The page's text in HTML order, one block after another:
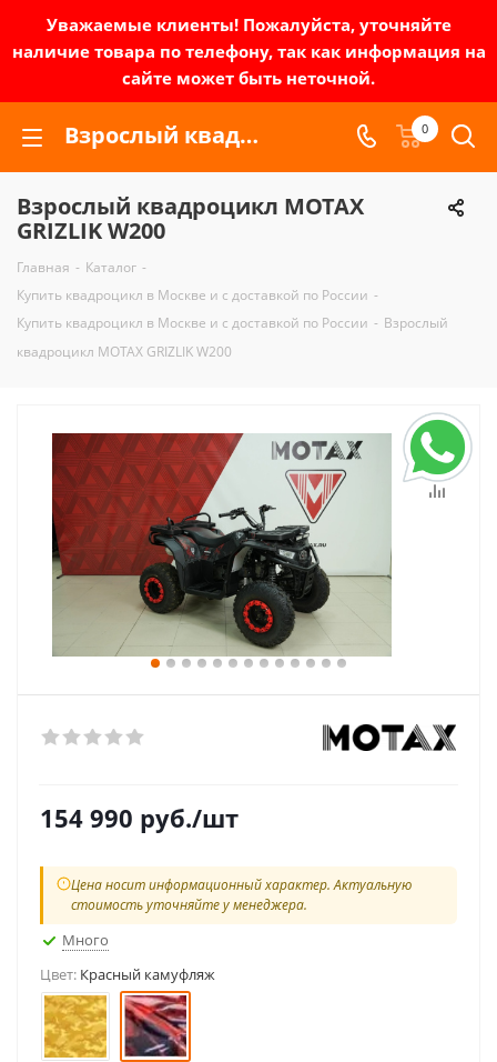
Уважаемые клиенты! Пожалуйста, уточняйте
наличие товара по телефону, так как информация на
сайте может быть неточной.
Взрослый квадроцикл MOTAX GRIZLIK W200 | Зел-мото 0
Взрослый квадроцикл MOTAX
GRIZLIK W200
Главная - Каталог -
Купить квадроцикл в Москве и с доставкой по России -
Купить квадроцикл в Москве и с доставкой по России - Взрослый
квадроцикл MOTAX GRIZLIK W200
154 990 руб./шт
Цена носит информационный характер. Актуальную
стоимость уточняйте у менеджера.
Много
Цвет: Красный камуфляж